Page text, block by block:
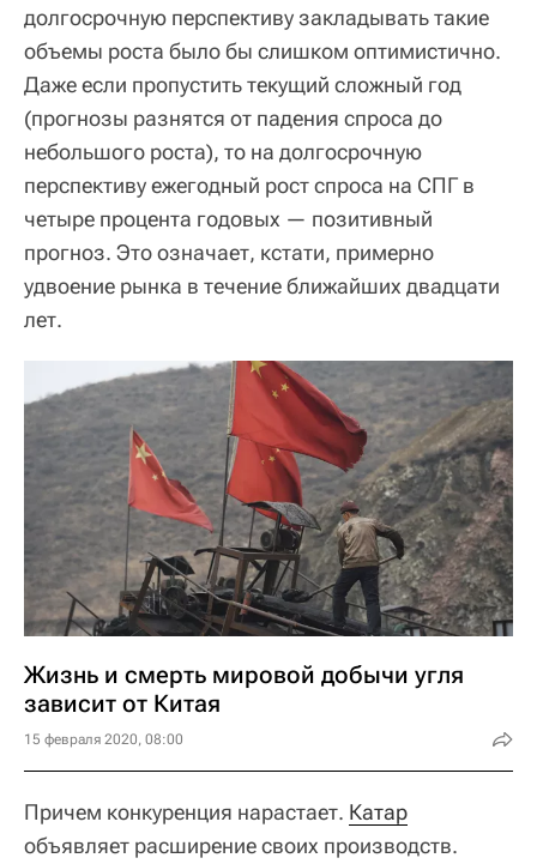
долгосрочную перспективу закладывать такие
объемы роста было бы слишком оптимистично.
Даже если пропустить текущий сложный год
(прогнозы разнятся от падения спроса до
небольшого роста), то на долгосрочную
перспективу ежегодный рост спроса на СПГ в
четыре процента годовых — позитивный
прогноз. Это означает, кстати, примерно
удвоение рынка в течение ближайших двадцати
лет.
Жизнь и смерть мировой добычи угля
зависит от Китая
15 февраля 2020, 08:00
Причем конкуренция нарастает. Катар
объявляет расширение своих производств.